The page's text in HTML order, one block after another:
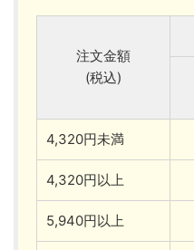
注文金額
(税込)
4,320円未満
4,320円以上
5,940円以上